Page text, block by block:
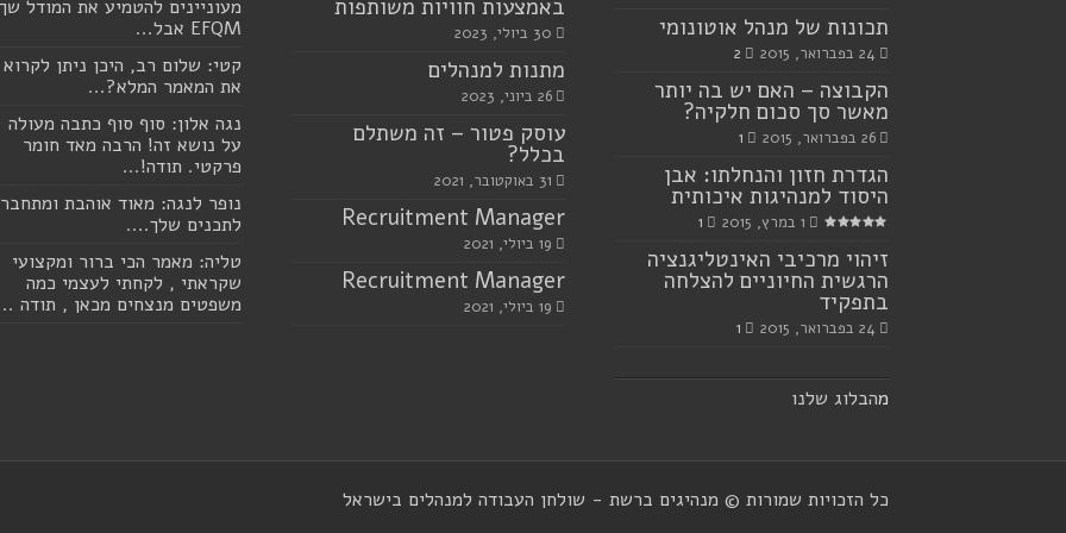
תכונות של מנהל אוטונומי
24 בפברואר, 2015 2
הקבוצה – האם יש בה יותר
מאשר סך סכום חלקיה?
26 בפברואר, 2015 1
הגדרת חזון והנחלתו: אבן
היסוד למנהיגות איכותית
1 במרץ, 2015 1
זיהוי מרכיבי האינטליגנציה
הרגשית החיוניים להצלחה
בתפקיד
24 בפברואר, 2015 1
מהבלוג שלנו
באמצעות חוויות משותפות
30 ביולי, 2023
מתנות למנהלים
26 ביוני, 2023
עוסק פטור – זה משתלם
בכלל?
31 באוקטובר, 2021
Recruitment Manager
19 ביולי, 2021
Recruitment Manager
19 ביולי, 2021
מעוניינים להטמיע את המודל שך
EFQM אבל...
קטי: שלום רב, היכן ניתן לקרוא
את המאמר המלא?...
נגה אלון: סוף סוף כתבה מעולה
על נושא זה! הרבה מאד חומר
פרקטי. תודה!...
נופר לנגה: מאוד אוהבת
לתכנים שלך....
טליה: מאמר הכי ברור ומקצועי
שקראתי , לקחתי לעצמי כמה
משפטים מנצחים מכאן , תודה
כל הזכויות שמורות © מנהיגים ברשת - שולחן העבודה למנהלים בישראל